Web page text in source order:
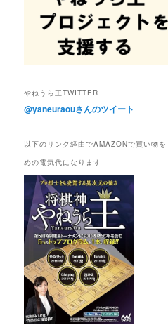
やねうら王TWITTER
@yaneuraouさんのツイート
以下のリンク経由でAMAZONで買い物
めの電気代になります